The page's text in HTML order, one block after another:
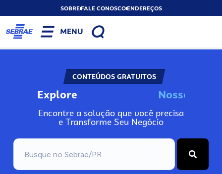
SOBREFALE CONOSCOENDEREÇOS
MENU
CONTEÚDOS GRATUITOS
Explore Noss
Encontre a solução que você precisa
e Transforme Seu Negócio